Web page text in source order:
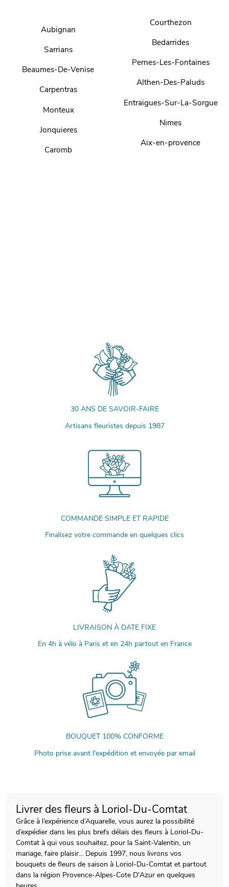
Aubignan
Sarrians
Beaumes-De-Venise
Carpentras
Monteux
Jonquieres
Caromb
Courthezon
Bedarrides
Pernes-Les-Fontaines
Althen-Des-Paluds
Entraigues-Sur-La-Sorgue
Nimes
Aix-en-provence
30 ANS DE SAVOIR-FAIRE
Artisans fleuristes depuis 1987
COMMANDE SIMPLE ET RAPIDE
Finalisez votre commande en quelques clics
LIVRAISON À DATE FIXE
En 4h à vélo à Paris et en 24h partout en France
BOUQUET 100% CONFORME
Photo prise avant l'expédition et envoyée par email
Livrer des fleurs à Loriol-Du-Comtat
Grâce à l’expérience d’Aquarelle, vous aurez la possibilité
d’expédier dans les plus brefs délais des fleurs à Loriol-Du-
Comtat à qui vous souhaitez, pour la Saint-Valentin, un
mariage, faire plaisir... Depuis 1997, nous livrons vos
bouquets de fleurs de saison à Loriol-Du-Comtat et partout
dans la région Provence-Alpes-Cote D'Azur en quelques